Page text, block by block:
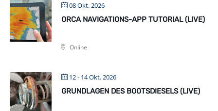
08 Okt. 2026
ORCA NAVIGATIONS-APP TUTORIAL (LIVE)
Online
12 - 14 Okt. 2026
GRUNDLAGEN DES BOOTSDIESELS (LIVE)